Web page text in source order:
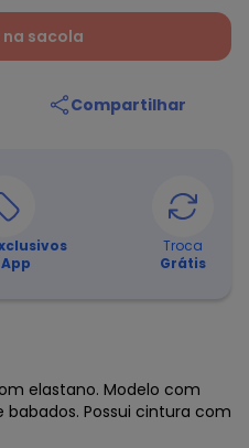
valor, usando o cupom:
Quintess, até 07/08/2026.
sacola
Compartilhar
Troca
Grátis
elastano. Modelo com
Possui cintura com